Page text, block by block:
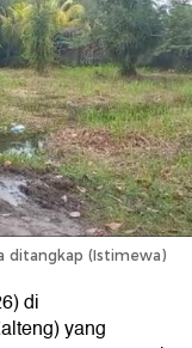
ditangkap (Istimewa)
di
yang